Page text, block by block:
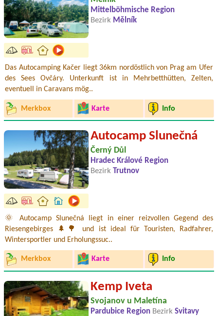
Mittelböhmische Region
Bezirk Mělník
Das Autocamping Kačer liegt 36km nordöstlich von Prag am Ufer
des Sees Ovčáry. Unterkunft ist in Mehrbetthütten, Zelten,
eventuell in Caravans mög..
Merkbox Karte Info
Autocamp Slunečná
Černý Důl
Hradec Králové Region
Bezirk
Trutnov
🌞 Autocamp Slunečná liegt in einer reizvollen Gegend des
Riesengebirges 🌲🌳 und ist ideal für Touristen, Radfahrer,
Wintersportler und Erholungssuc..
Merkbox Karte Info
Kemp Iveta
Svojanov u Maletína
Pardubice Region Bezirk Svitavy